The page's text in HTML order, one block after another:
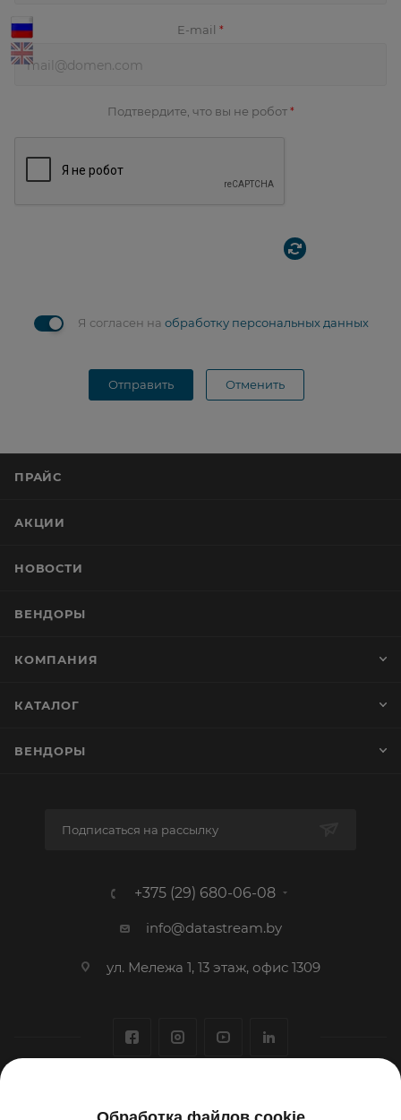
E-mail *
Подтвердите, что вы не робот *
Я согласен на обработку персональных данных
Отправить Отменить
ПРАЙС
АКЦИИ
НОВОСТИ
ВЕНДОРЫ
КОМПАНИЯ
КАТАЛОГ
ВЕНДОРЫ
Подписаться на рассылку
+375 (29) 680-06-08
info@datastream.by
ул. Мележа 1, 13 этаж, офис 1309